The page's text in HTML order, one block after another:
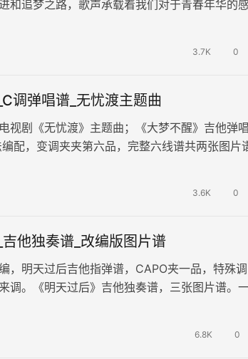
和追梦之路，歌声承载着我们对于青春年华的
3.7K 0
调弹唱谱_无忧渡主题曲
视剧《无忧渡》主题曲；《大梦不醒》吉他弹唱
配，变调夹夹第六品，完整六线谱共两张图片
3.6K 0
他独奏谱_改编版图片谱
，明天过后吉他指弹谱，CAPO夹一品，特殊调
调。《明天过后》吉他独奏谱，三张图片谱。
6.8K 0